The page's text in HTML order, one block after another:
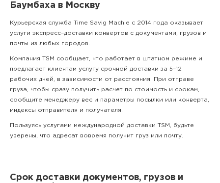
Баумбаха в Москву
Курьерская служба Time Savig Machie с 2014 года оказывает
услуги экспресс–доставки конвертов с документами, грузов и
почты из любых городов.
Компания TSM сообщает, что работает в штатном режиме и
предлагает клиентам услугу срочной доставки за 5–12
рабочих дней, в зависимости от расстояния. При отправе
груза, чтобы сразу получить расчет по стоимость и срокам,
сообщите менеджеру вес и параметры посылки или конверта,
индексы отправителя и получателя.
Пользуясь услугами международной доставки TSM, будьте
уверены, что адресат вовремя получит груз или почту.
Срок доставки документов, грузов и